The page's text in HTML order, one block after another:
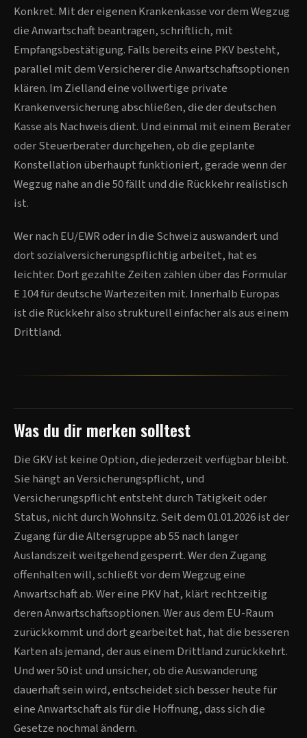
Konkret. Mit der eigenen Krankenkasse vor dem Wegzug
die Anwartschaft beantragen, schriftlich, mit
Empfangsbestätigung. Falls bereits eine PKV besteht,
parallel mit dem Versicherer die Anwartschaftsoptionen
klären. Im Zielland eine vollwertige private
Krankenversicherung abschließen, die der deutschen
Kasse als Nachweis dient. Und einmal mit einem Berater
oder Steuerberater durchgehen, ob die geplante
Konstellation überhaupt funktioniert, gerade wenn der
Wegzug nahe an die 50 fällt und die Rückkehr realistisch
ist.
Wer nach EU/EWR oder in die Schweiz auswandert und
dort sozialversicherungspflichtig arbeitet, hat es
leichter. Dort gezahlte Zeiten zählen über das Formular
E 104 für deutsche Wartezeiten mit. Innerhalb Europas
ist die Rückkehr also strukturell einfacher als aus einem
Drittland.
Was du dir merken solltest
Die GKV ist keine Option, die jederzeit verfügbar bleibt.
Sie hängt an Versicherungspflicht, und
Versicherungspflicht entsteht durch Tätigkeit oder
Status, nicht durch Wohnsitz. Seit dem 01.01.2026 ist der
Zugang für die Altersgruppe ab 55 nach langer
Auslandszeit weitgehend gesperrt. Wer den Zugang
offenhalten will, schließt vor dem Wegzug eine
Anwartschaft ab. Wer eine PKV hat, klärt rechtzeitig
deren Anwartschaftsoptionen. Wer aus dem EU-Raum
zurückkommt und dort gearbeitet hat, hat die besseren
Karten als jemand, der aus einem Drittland zurückkehrt.
Und wer 50 ist und unsicher, ob die Auswanderung
dauerhaft sein wird, entscheidet sich besser heute für
eine Anwartschaft als für die Hoffnung, dass sich die
Gesetze nochmal ändern.